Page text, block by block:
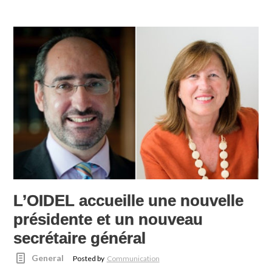
L’OIDEL accueille une nouvelle
présidente et un nouveau
secrétaire général
General Posted by Communication